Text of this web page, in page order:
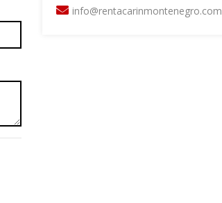
info@rentacarinmontenegro.com